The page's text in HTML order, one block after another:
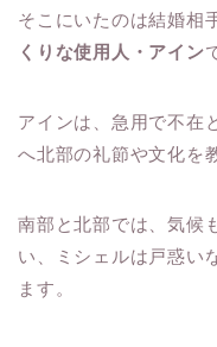
そこにいたのは結婚相
くりな使用人・アイン
アインは、急用で不在
へ北部の礼節や文化を
南部と北部では、気候
い、ミシェルは戸惑い
ます。